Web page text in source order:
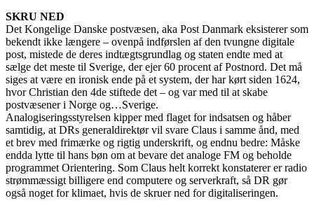
SKRU NED
Det Kongelige Danske postvæsen, aka Post Danmark eksisterer som
bekendt ikke længere – ovenpå indførslen af den tvungne digitale
post, mistede de deres indtægtsgrundlag og staten endte med at
sælge det meste til Sverige, der ejer 60 procent af Postnord. Det må
siges at være en ironisk ende på et system, der har kørt siden 1624,
hvor Christian den 4de stiftede det – og var med til at skabe
postvæsener i Norge og…Sverige.
Analogiseringsstyrelsen kipper med flaget for indsatsen og håber
samtidig, at DRs generaldirektør vil svare Claus i samme ånd, med
et brev med frimærke og rigtig underskrift, og endnu bedre: Måske
endda lytte til hans bøn om at bevare det analoge FM og beholde
programmet Orientering. Som Claus helt korrekt konstaterer er radio
strømmæssigt billigere end computere og serverkraft, så DR gør
også noget for klimaet, hvis de skruer ned for digitaliseringen.